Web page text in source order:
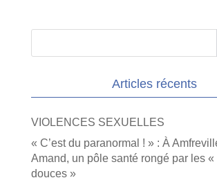
Articles récents
VIOLENCES SEXUELLES
« C’est du paranormal ! » : À
Amand, un pôle santé rongé par les
douces »